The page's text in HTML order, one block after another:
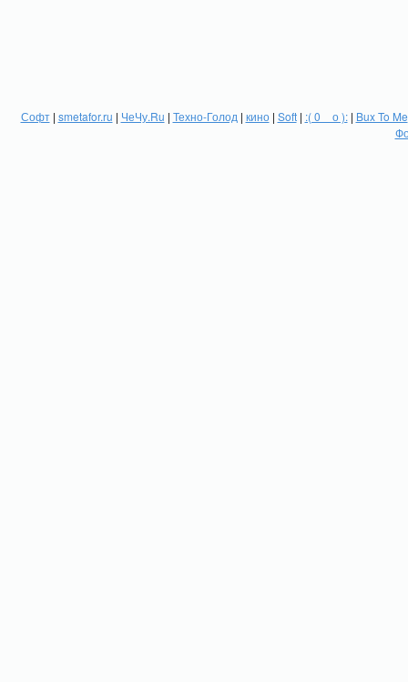
Софт| smetafor.ru | ЧеЧу.Ru | Техно-Голод | кино| Soft| :( 0 _ о ):| Bux To Me